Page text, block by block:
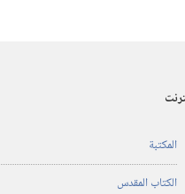
المكتبة
الكتاب المقدس